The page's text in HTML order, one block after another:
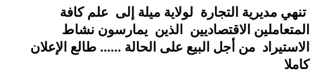
تنهي مديرية التجارة لولاية ميلة إلى علم كافة
المتعاملين الاقتصاديين الذين يمارسون نشاط
الاستيراد من أجل البيع على الحالة ...... طالع الإعلان
كاملا